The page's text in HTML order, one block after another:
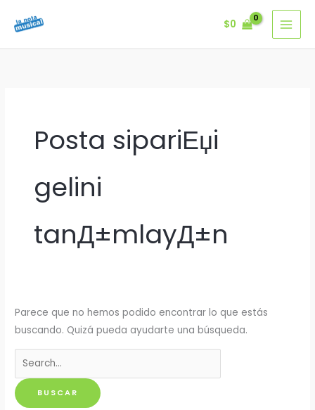
$0
Posta sipariЕџi
gelini
tanД±mlayД±n
Parece que no hemos podido encontrar lo que estás
buscando. Quizá pueda ayudarte una búsqueda.
Buscar
por: